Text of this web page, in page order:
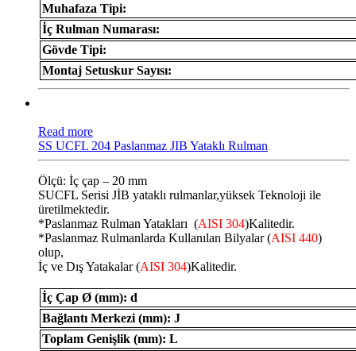
Muhafaza Tipi:
İç Rulman Numarası:
Gövde Tipi:
Montaj Setuskur Sayısı:
Read more
SS UCFL 204 Paslanmaz JIB Yataklı Rulman
Ölçü: İç çap – 20 mm
SUCFL Serisi JİB ​​yataklı rulmanlar,yüksek Teknoloji ile
üretilmektedir.
*Paslanmaz Rulman Yatakları (AISI 304)Kalitedir.
*Paslanmaz Rulmanlarda Kullanılan Bilyalar (AISI 440)
olup,
İç ve Dış Yatakalar (AISI 304)Kalitedir.
İç Çap Ø (mm): d
Bağlantı Merkezi (mm): J
Toplam Genişlik (mm): L